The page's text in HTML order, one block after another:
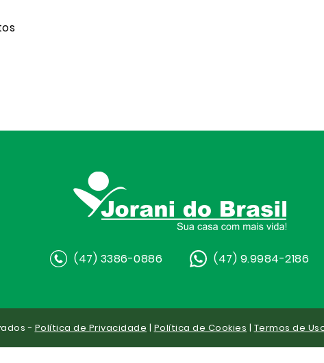
(47) 3386-0886 (47) 9.9984-2186
- Política de Privacidade | Política de Cookies | Termos de